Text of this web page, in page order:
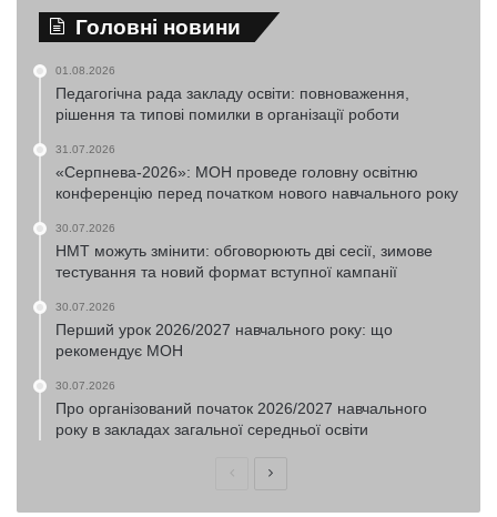
Головні новини
01.08.2026
Педагогічна рада закладу освіти: повноваження,
рішення та типові помилки в організації роботи
31.07.2026
«Серпнева-2026»: МОН проведе головну освітню
конференцію перед початком нового навчального року
30.07.2026
НМТ можуть змінити: обговорюють дві сесії, зимове
тестування та новий формат вступної кампанії
30.07.2026
Перший урок 2026/2027 навчального року: що
рекомендує МОН
30.07.2026
Про організований початок 2026/2027 навчального
року в закладах загальної середньої освіти
ПопередняНаступна